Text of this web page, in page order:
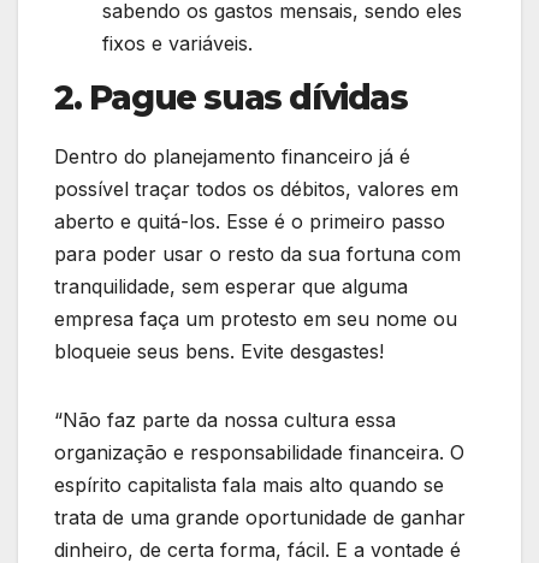
sabendo os gastos mensais, sendo eles
fixos e variáveis.
2. Pague suas dívidas
Dentro do planejamento financeiro já é
possível traçar todos os débitos, valores em
aberto e quitá-los. Esse é o primeiro passo
para poder usar o resto da sua fortuna com
tranquilidade, sem esperar que alguma
empresa faça um protesto em seu nome ou
bloqueie seus bens. Evite desgastes!
“Não faz parte da nossa cultura essa
organização e responsabilidade financeira. O
espírito capitalista fala mais alto quando se
trata de uma grande oportunidade de ganhar
dinheiro, de certa forma, fácil. E a vontade é